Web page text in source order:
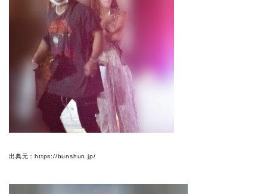
出典元：https://bunshun.jp/